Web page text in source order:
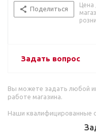
Поделиться
Задать вопрос
Вы можете задать любой
работе магазина.
Наши квалифицированные